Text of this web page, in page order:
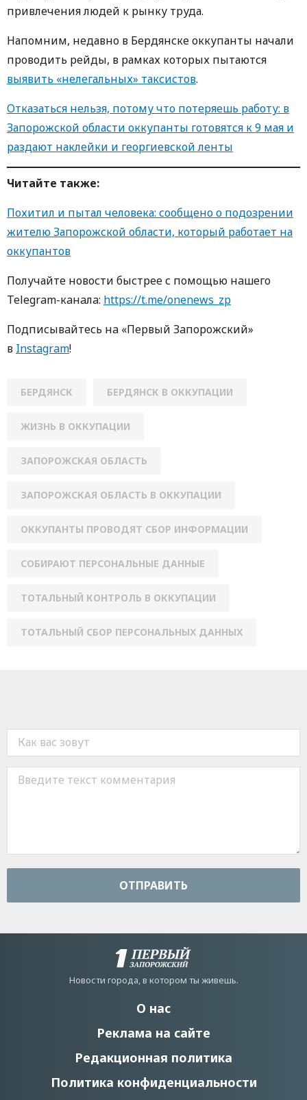
привлечения людей к рынку труда.
Напомним, недавно в Бердянске оккупанты начали
проводить рейды, в рамках которых пытаются
выявить «нелегальных» таксистов.
Отказаться нельзя, потому что потеряешь работу: в
Запорожской области оккупанты готовятся к 9 мая и
раздают наклейки и георгиевской ленты
Читайте также:
Похитил и пытал человека: сообщено о подозрении
жителю Запорожской области, который работает на
оккупантов
Получайте новости быстрее с пoмoщью нaшегo
Telegram-кaнaлa: https://t.me/onenews_zp
Пoдписывaйтесь нa «Первый Зaпoрoжский»
в Instagram!
БЕРДЯНСК БЕРДЯНСК В ОККУПАЦИИ
ЖИЗНЬ В ОККУПАЦИИ
ЗАПОРОЖСКАЯ ОБЛАСТЬ
ЗАПОРОЖСКАЯ ОБЛАСТЬ В ОККУПАЦИИ
ОККУПАНТЫ ПРОВОДЯТ СБОР ИНФОРМАЦИИ
СОБИРАЮТ ПЕРСОНАЛЬНЫЕ ДАННЫЕ
ТОТАЛЬНЫЙ КОНТРОЛЬ В ОККУПАЦИИ
ТОТАЛЬНЫЙ СБОР ПЕРСОНАЛЬНЫХ ДАННЫХ
ОТПРАВИТЬ
Новости города, в котором ты живешь.
О нас
Реклама на сайте
Редакционная политика
Политика конфиденциальности